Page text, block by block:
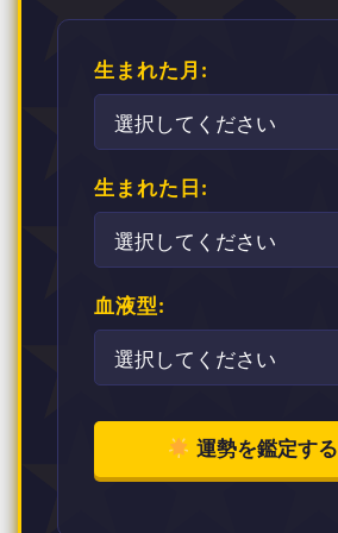
生まれた月:
生まれた日:
血液型:
運勢を鑑定する